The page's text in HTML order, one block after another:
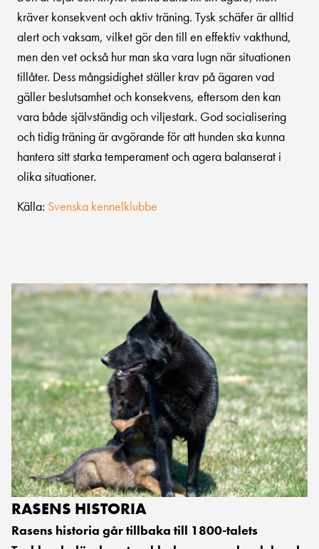
kräver konsekvent och aktiv träning. Tysk schäfer är alltid
alert och vaksam, vilket gör den till en effektiv vakthund,
men den vet också hur man ska vara lugn när situationen
tillåter. Dess mångsidighet ställer krav på ägaren vad
gäller beslutsamhet och konsekvens, eftersom den kan
vara både självständig och viljestark. God socialisering
och tidig träning är avgörande för att hunden ska kunna
hantera sitt starka temperament och agera balanserat i
olika situationer.
Källa: Svenska kennelklubbe
RASENS HISTORIA
Rasens historia går tillbaka till 1800-talets